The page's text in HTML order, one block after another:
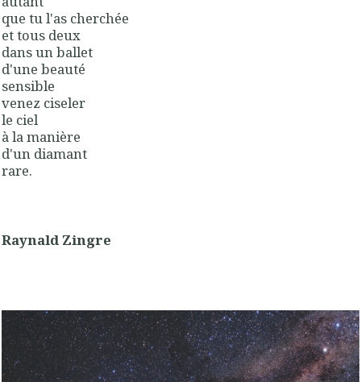
que tu l'as cherchée
et tous deux
dans un ballet
d'une beauté
sensible
venez ciseler
le ciel
à la manière
d'un diamant
rare.
Raynald Zingre